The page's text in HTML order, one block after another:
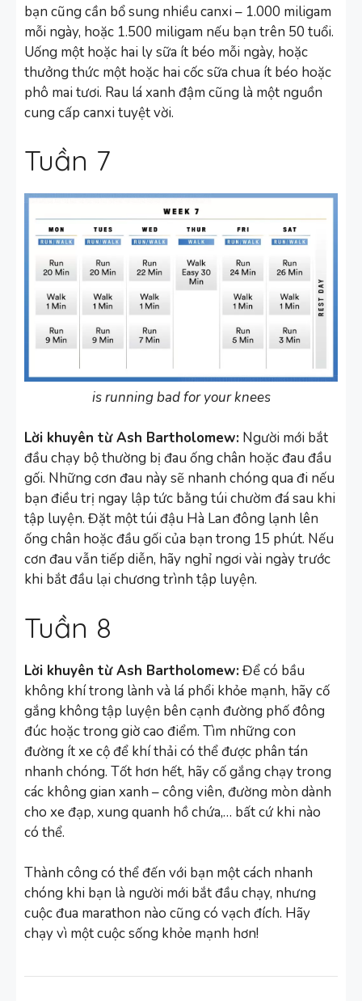
bạn cũng cần bổ sung nhiều canxi – 1.000 miligam
mỗi ngày, hoặc 1.500 miligam nếu bạn trên 50 tuổi.
Uống một hoặc hai ly sữa ít béo mỗi ngày, hoặc
thưởng thức một hoặc hai cốc sữa chua ít béo hoặc
phô mai tươi. Rau lá xanh đậm cũng là một nguồn
cung cấp canxi tuyệt vời.
Tuần 7
is running bad for your knees
Lời khuyên từ Ash Bartholomew: Người mới bắt
đầu chạy bộ thường bị đau ống chân hoặc đau đầu
gối. Những cơn đau này sẽ nhanh chóng qua đi nếu
bạn điều trị ngay lập tức bằng túi chườm đá sau khi
tập luyện. Đặt một túi đậu Hà Lan đông lạnh lên
ống chân hoặc đầu gối của bạn trong 15 phút. Nếu
cơn đau vẫn tiếp diễn, hãy nghỉ ngơi vài ngày trước
khi bắt đầu lại chương trình tập luyện.
Tuần 8
Lời khuyên từ Ash Bartholomew:Để có bầu
không khí trong lành và lá phổi khỏe mạnh, hãy cố
gắng không tập luyện bên cạnh đường phố đông
đúc hoặc trong giờ cao điểm. Tìm những con
đường ít xe cộ để khí thải có thể được phân tán
nhanh chóng. Tốt hơn hết, hãy cố gắng chạy trong
các không gian xanh – công viên, đường mòn dành
cho xe đạp, xung quanh hồ chứa,… bất cứ khi nào
có thể.
Thành công có thể đến với bạn một cách nhanh
chóng khi bạn là người mới bắt đầu chạy, nhưng
cuộc đua marathon nào cũng có vạch đích. Hãy
chạy vì một cuộc sống khỏe mạnh hơn!